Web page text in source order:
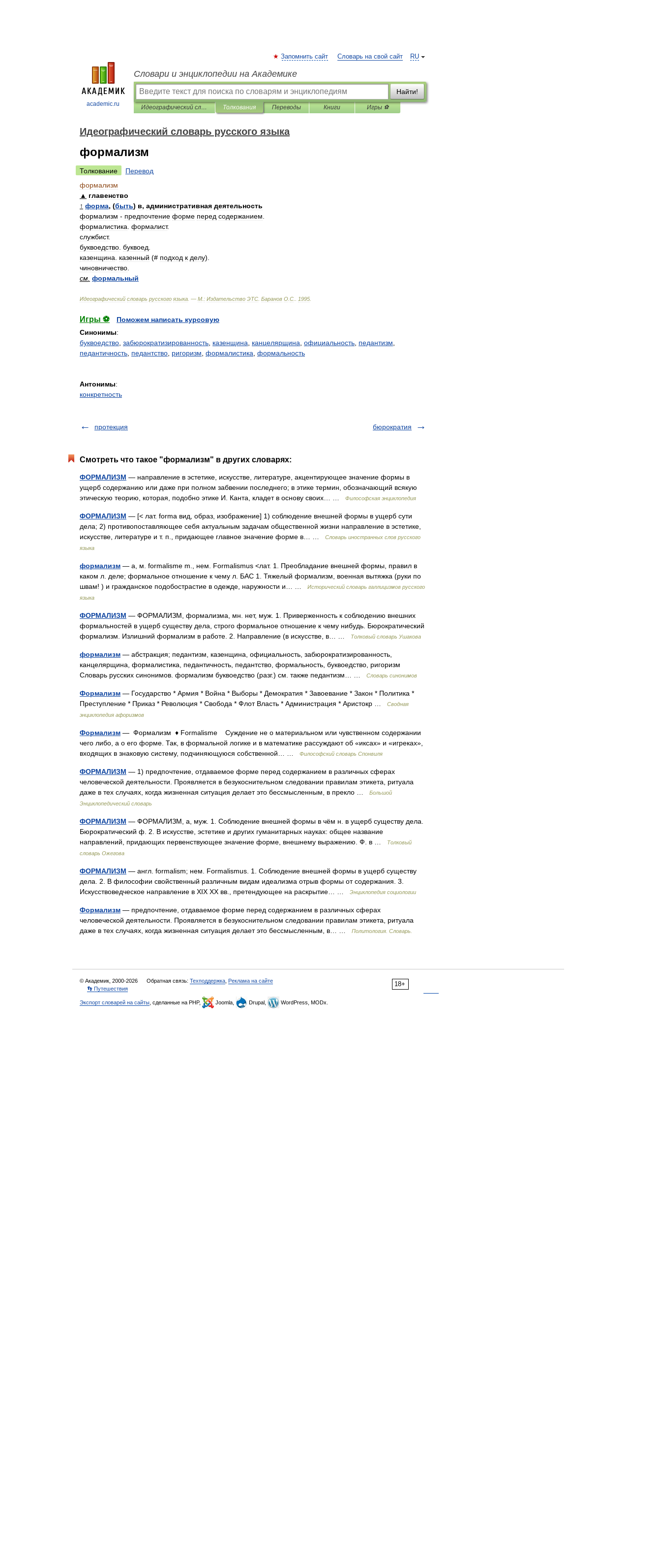
academic.ru
RU
Запомнить сайт Словарь на свой сайт
Словари и энциклопедии на Академике
Найти!
Идеографический словарь русского языка Толкования Переводы Книги Игры ⚽
Идеографический словарь русского языка
формализм
Толкование
Перевод
формализм
▲ главенство
↑ форма, (быть) в, административная деятельность
формализм - предпочтение форме перед содержанием
формалистика формалист.
службист.
буквоедство буквоед
казенщина
казенный (# подход к делу).
чиновничество
см формальный
Идеографический словарь русского языка . — М : Издательство ЭТС Баранов О С 1995
Игры ⚽
Поможем написать курсовую
Синонимы:
буквоедство забюрократизированность казенщина канцелярщина официальность педантизм
педантичность педантство ригоризм формалистика формальность
Антонимы:
конкретность
протекция бюрократия
Смотреть что такое "формализм" в других словарях:
ФОРМАЛИЗМ — направление в эстетике, искусстве, литературе, акцентирующее значение формы в
ущерб содержанию или даже при полном забвении последнего; в этике термин, обозначающий всякую
этическую теорию, которая, подобно этике И. Канта, кладет в основу своих… …
Философская энциклопедия
ФОРМАЛИЗМ — [< лат. forma вид, образ, изображение] 1) соблюдение внешней формы в ущерб сути
дела; 2) противопоставляющее себя актуальным задачам общественной жизни направление в эстетике,
искусстве, литературе и т. п., придающее главное значение форме в… …
Словарь иностранных слов русского
языка
формализм — а, м. formalisme m., нем. Formalismus <лат. 1. Преобладание внешней формы, правил в
каком л. деле; формальное отношение к чему л. БАС 1. Тяжелый формализм, военная вытяжка (руки по
швам! ) и гражданское подобострастие в одежде, наружности и… …
Исторический словарь галлицизмов русского
языка
ФОРМАЛИЗМ — ФОРМАЛИЗМ, формализма, мн. нет, муж. 1. Приверженность к соблюдению внешних
формальностей в ущерб существу дела, строго формальное отношение к чему нибудь. Бюрократический
формализм. Излишний формализм в работе. 2. Направление (в искусстве, в… …
Толковый словарь Ушакова
формализм — абстракция; педантизм, казенщина, официальность, забюрократизированность,
канцелярщина, формалистика, педантичность, педантство, формальность, буквоедство, ригоризм
Словарь русских синонимов. формализм буквоедство (разг.) см. также педантизм… …
Словарь синонимов
Формализм — Государство * Армия * Война * Выборы * Демократия * Завоевание * Закон * Политика *
Преступление * Приказ * Революция * Свобода * Флот Власть * Администрация * Аристокр …
Сводная
энциклопедия афоризмов
Формализм — Формализм ♦ Formalisme Суждение не о материальном или чувственном содержании
чего либо, а о его форме. Так, в формальной логике и в математике рассуждают об «иксах» и «игреках»,
входящих в знаковую систему, подчиняющуюся собственной… …
Философский словарь Спонвиля
ФОРМАЛИЗМ — 1) предпочтение, отдаваемое форме перед содержанием в различных сферах
человеческой деятельности. Проявляется в безукоснительном следовании правилам этикета, ритуала
даже в тех случаях, когда жизненная ситуация делает это бессмысленным, в прекло …
Большой
Энциклопедический словарь
ФОРМАЛИЗМ — ФОРМАЛИЗМ, а, муж. 1. Соблюдение внешней формы в чём н. в ущерб существу дела.
Бюрократический ф. 2. В искусстве, эстетике и других гуманитарных науках: общее название
направлений, придающих первенствующее значение форме, внешнему выражению. Ф. в …
Толковый
словарь Ожегова
ФОРМАЛИЗМ — англ. formalism; нем. Formalismus. 1. Соблюдение внешней формы в ущерб существу
дела. 2. В философии свойственный различным видам идеализма отрыв формы от содержания. 3.
Искусствоведческое направление в XIX XX вв., претендующее на раскрытие… …
Энциклопедия социологии
Формализм — предпочтение, отдаваемое форме перед содержанием в различных сферах
человеческой деятельности. Проявляется в безукоснительном следовании правилам этикета, ритуала
даже в тех случаях, когда жизненная ситуация делает это бессмысленным, в… …
Политология. Словарь.
18+
© Академик, 2000-2026 Обратная связь: Техподдержка Реклама на сайте
👣 Путешествия
Экспорт словарей на сайты , сделанные на PHP, Joomla, Drupal, WordPress, MODx.